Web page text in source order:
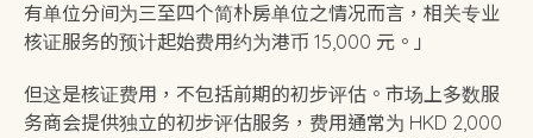
有单位分间为三至四个简朴房单位之情况而言，相关专业
核证服务的预计起始费用约为港币 15,000 元。」
但这是核证费用，不包括前期的初步评估。市场上多数服
务商会提供独立的初步评估服务，费用通常为 HKD 2,000